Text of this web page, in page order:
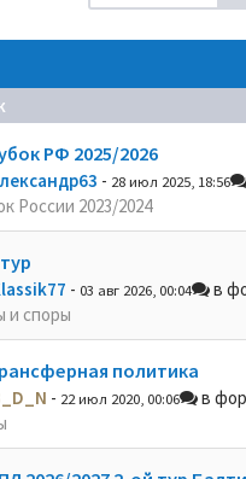
РФ 2025/2026
- 28 июл 2025, 18:56
России 2023/2024
- 03 авг 2026, 00:04 в
и споры
политика
- 22 июл 2020, 00:06 в